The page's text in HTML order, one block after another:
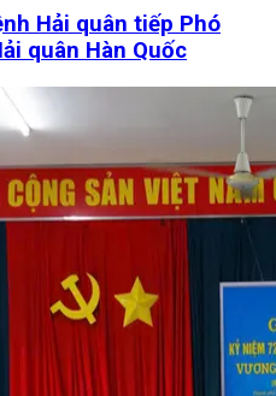
Hải quân tiếp Phó
quân Hàn Quốc